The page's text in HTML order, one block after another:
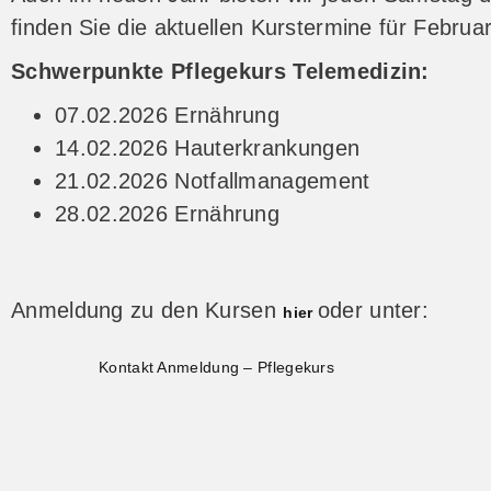
finden Sie die aktuellen Kurstermine für
Schwerpunkte Pflegekurs Telemedizin:
07.02.2026 Ernährung
14.02.2026 Hauterkrankungen
21.02.2026 Notfallmanagement
28.02.2026 Ernährung
Anmeldung zu den Kursen hier oder unter:
Kontakt Anmeldung – Pflegekurs